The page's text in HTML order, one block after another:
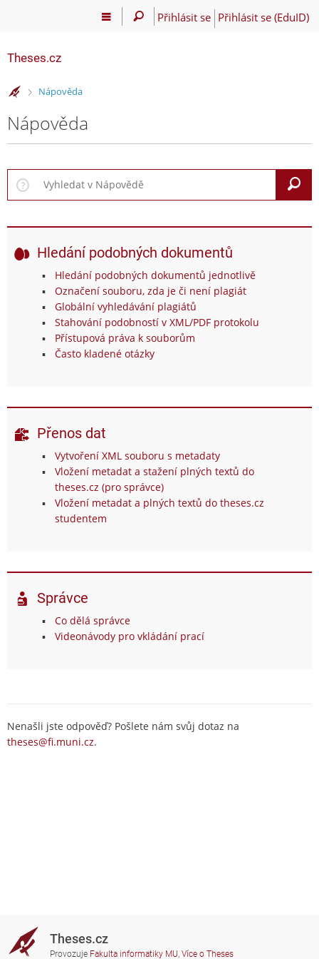
Přihlásit se Přihlásit se (EduID)
Theses.cz
>Nápověda
Nápověda
Hledání podobných dokumentů
Hledání podobných dokumentů jednotlivě
Označení souboru, zda je či není plagiát
Globální vyhledávání plagiátů
Stahování podobností v XML/PDF protokolu
Přístupová práva k souborům
Často kladené otázky
Přenos dat
Vytvoření XML souboru s metadaty
Vložení metadat a stažení plných textů do
theses.cz (pro správce)
Vložení metadat a plných textů do theses.cz
studentem
Správce
Co dělá správce
Videonávody pro vkládání prací
Nenašli jste odpověď? Pošlete nám svůj dotaz na
theses@fi.muni.cz.
Theses.cz
Provozuje Fakulta informatiky MU, Více o Theses